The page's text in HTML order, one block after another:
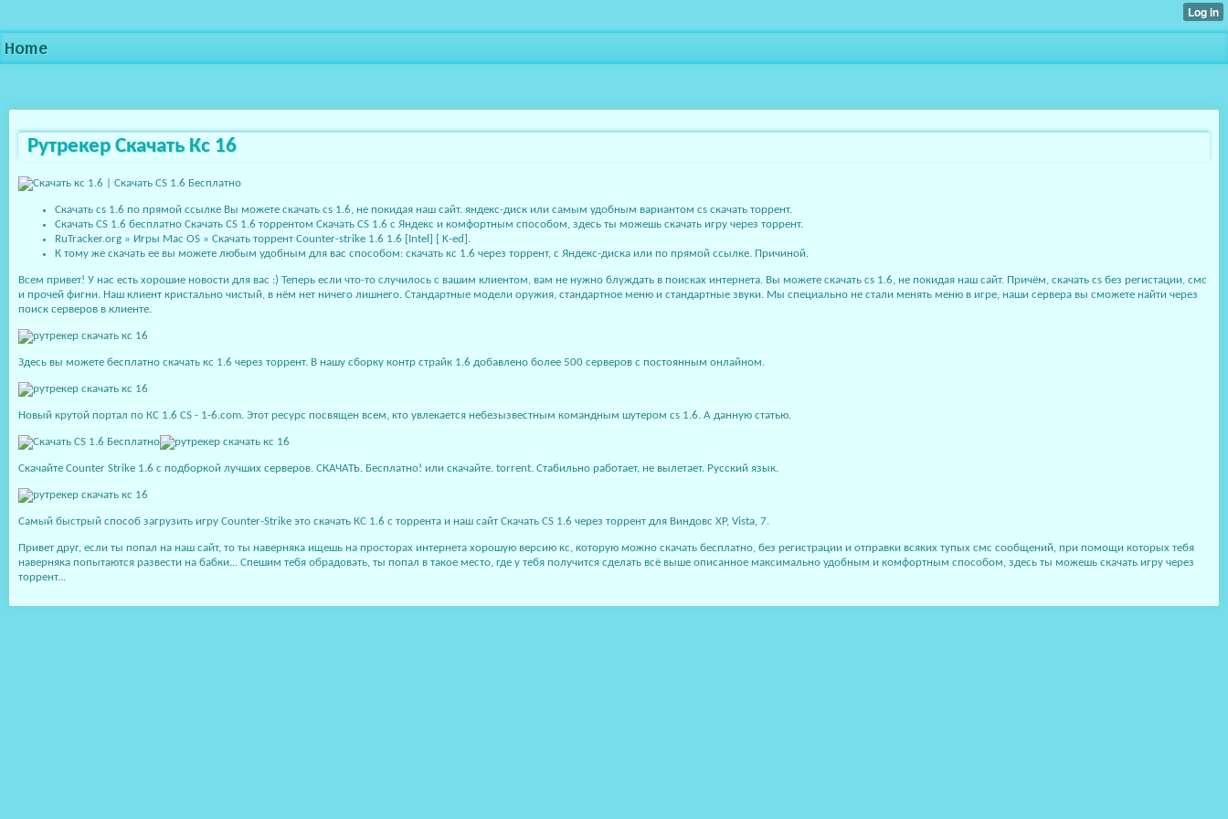
Home
Рутрекер Скачать Кс 16
Скачать cs 1.6 по прямой ссылке Вы можете скачать cs 1.6, не покидая наш сайт. яндекс-диск или самым удобным вариантом cs скачать торрент.
Скачать CS 1.6 бесплатно Скачать CS 1.6 торрентом Скачать CS 1.6 с Яндекс и комфортным способом, здесь ты можешь скачать игру через торрент.
RuTracker.org » Игры Mac OS » Скачать торрент Counter-strike 1.6 1.6 [Intel] [ K-ed].
К тому же скачать ее вы можете любым удобным для вас способом: скачать кс 1.6 через торрент, с Яндекс-диска или по прямой ссылке. Причиной.
Всем привет! У нас есть хорошие новости для вас :) Теперь если что-то случилось с вашим клиентом, вам не нужно блуждать в поисках интернета. Вы можете скачать cs 1.6, не покидая наш сайт. Причём, скачать cs без регистации, смс
и прочей фигни. Наш клиент кристально чистый, в нём нет ничего лишнего. Стандартные модели оружия, стандартное меню и стандартные звуки. Мы специально не стали менять меню в игре, наши сервера вы сможете найти через
поиск серверов в клиенте.
Здесь вы можете бесплатно скачать кс 1.6 через торрент. В нашу сборку контр страйк 1.6 добавлено более 500 серверов с постоянным онлайном.
Новый крутой портал по КС 1.6 CS - 1-6.com. Этот ресурс посвящен всем, кто увлекается небезызвестным командным шутером cs 1.6. А данную статью.
Скачайте Counter Strike 1.6 с подборкой лучших серверов. СКАЧАТЬ. Бесплатно! или скачайте. torrent. Стабильно работает, не вылетает. Русский язык.
Самый быстрый способ загрузить игру Counter-Strike это скачать КС 1.6 с торрента и наш сайт Скачать CS 1.6 через торрент для Виндовс XP, Vista, 7.
Привет друг, если ты попал на наш сайт, то ты наверняка ищешь на просторах интернета хорошую версию кс, которую можно скачать бесплатно, без регистрации и отправки всяких тупых смс сообщений, при помощи которых тебя
наверняка попытаются развести на бабки... Спешим тебя обрадовать, ты попал в такое место, где у тебя получится сделать всё выше описанное максимально удобным и комфортным способом, здесь ты можешь скачать игру через
торрент...